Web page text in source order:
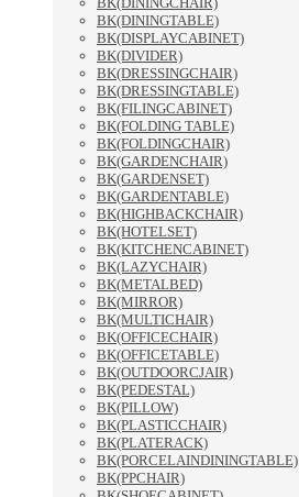
BK(DININGTABLE)
BK(DISPLAYCABINET)
BK(DIVIDER)
BK(DRESSINGCHAIR)
BK(DRESSINGTABLE)
BK(FILINGCABINET)
BK(FOLDING TABLE)
BK(FOLDINGCHAIR)
BK(GARDENCHAIR)
BK(GARDENSET)
BK(GARDENTABLE)
BK(HIGHBACKCHAIR)
BK(HOTELSET)
BK(KITCHENCABINET)
BK(LAZYCHAIR)
BK(METALBED)
BK(MIRROR)
BK(MULTICHAIR)
BK(OFFICECHAIR)
BK(OFFICETABLE)
BK(OUTDOORCJAIR)
BK(PEDESTAL)
BK(PILLOW)
BK(PLASTICCHAIR)
BK(PLATERACK)
BK(PORCELAINDININGTABLE)
BK(PPCHAIR)